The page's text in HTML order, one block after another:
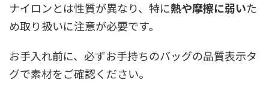
ナイロンとは性質が異なり、特に熱や摩擦に弱いた
め取り扱いに注意が必要です。
お手入れ前に、必ずお手持ちのバッグの品質表示タ
グで素材をご確認ください。